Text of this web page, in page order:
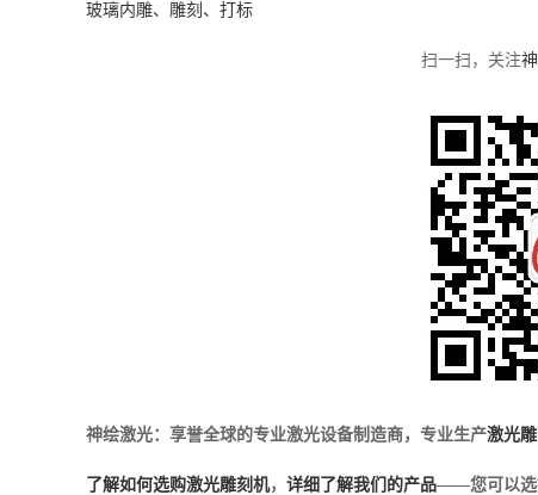
玻璃内雕、雕刻、打标
扫一扫，关注
神绘激光：享誉全球的专业激光设备制造商，专业生产激光
了解如何选购激光雕刻机， 详细了解我们的产品——您可以选